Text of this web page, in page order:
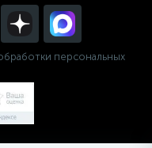
персональных